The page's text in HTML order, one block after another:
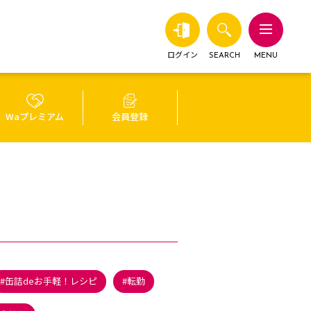
MENU
SEARCH
ログイン
Waプレミアム 会員登録
缶詰deお手軽！レシピ 転勤